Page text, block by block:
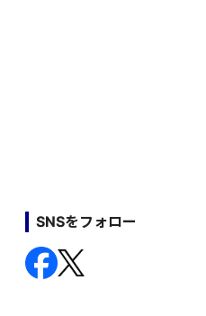
SNSをフォロー